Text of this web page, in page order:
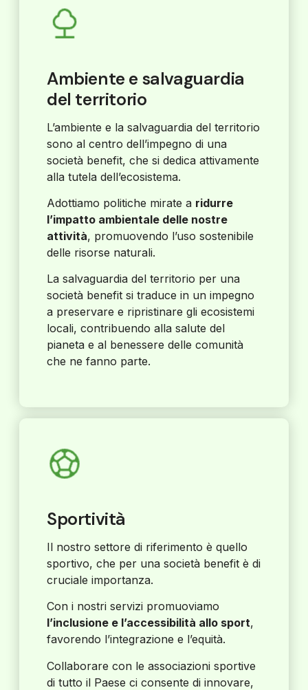
Ambiente e salvaguardia
del territorio
L’ambiente e la salvaguardia del territorio
sono al centro dell’impegno di una
società benefit, che si dedica attivamente
alla tutela dell’ecosistema.
Adottiamo politiche mirate a ridurre
l’impatto ambientale delle nostre
attività, promuovendo l’uso sostenibile
delle risorse naturali.
La salvaguardia del territorio per una
società benefit si traduce in un impegno
a preservare e ripristinare gli ecosistemi
locali, contribuendo alla salute del
pianeta e al benessere delle comunità
che ne fanno parte.
Sportività
Il nostro settore di riferimento è quello
sportivo, che per una società benefit è di
cruciale importanza.
Con i nostri servizi promuoviamo
l’inclusione e l’accessibilità allo sport,
favorendo l’integrazione e l’equità.
Collaborare con le associazioni sportive
di tutto il Paese ci consente di innovare,